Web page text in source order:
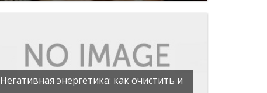
Негативная энергетика: как очистить и